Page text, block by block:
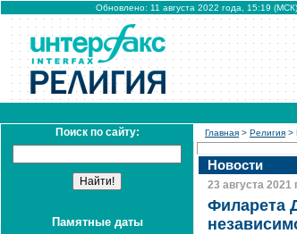
Обновлено: 11 августа 2022 года, 15:19 (МСК)
Поиск по сайту:
Памятные даты
Главная > Религия >
Новости
23 августа 2021
Филарета